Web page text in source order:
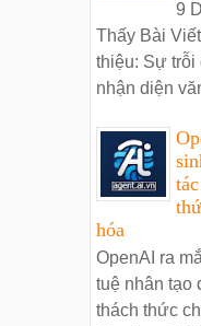
9
Thấy Bài
thiệu: Sự trỗi
nhận diện
hóa
OpenAI ra
tuệ nhân tạo
thách thức